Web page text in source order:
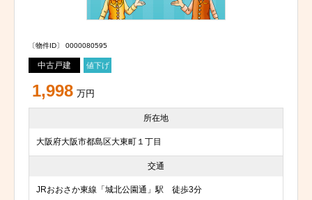
〔物件ID〕 0000080595
中古戸建 値下げ
1,998 万円
所在地
大阪府大阪市都島区大東町１丁目
交通
JRおおさか東線「城北公園通」駅 徒歩3分